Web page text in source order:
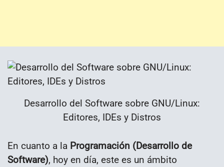
Desarrollo del Software sobre GNU/Linux:
Editores, IDEs y Distros
En cuanto a la Programación (Desarrollo de
Software), hoy en día, este es un ámbito